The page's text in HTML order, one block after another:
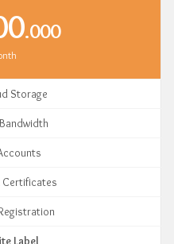
.000
Storage
Certificates
Label